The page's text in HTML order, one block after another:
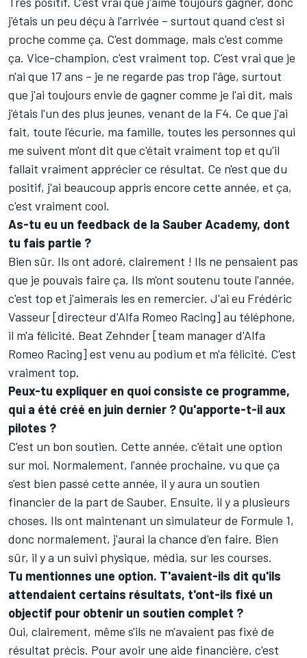
j'étais un peu déçu à l'arrivée – surtout quand c'est si
proche comme ça. C'est dommage, mais c'est comme
ça. Vice-champion, c'est vraiment top. C'est vrai que je
n'ai que 17 ans – je ne regarde pas trop l'âge, surtout
que j'ai toujours envie de gagner comme je l'ai dit, mais
j'étais l'un des plus jeunes, venant de la F4. Ce que j'ai
fait, toute l'écurie, ma famille, toutes les personnes qui
me suivent m'ont dit que c'était vraiment top et qu'il
fallait vraiment apprécier ce résultat. Ce n'est que du
positif, j'ai beaucoup appris encore cette année, et ça,
c'est vraiment cool.
As-tu eu un feedback de la Sauber Academy, dont
tu fais partie ?
Bien sûr. Ils ont adoré, clairement ! Ils ne pensaient pas
que je pouvais faire ça. Ils m'ont soutenu toute l'année,
c'est top et j'aimerais les en remercier. J'ai eu Frédéric
Vasseur [directeur d'Alfa Romeo Racing] au téléphone,
il m'a félicité. Beat Zehnder [team manager d'Alfa
Romeo Racing] est venu au podium et m'a félicité. C'est
vraiment top.
Peux-tu expliquer en quoi consiste ce programme,
qui a été créé en juin dernier ? Qu'apporte-t-il aux
pilotes ?
C'est un bon soutien. Cette année, c'était une option
sur moi. Normalement, l'année prochaine, vu que ça
s'est bien passé cette année, il y aura un soutien
financier de la part de Sauber. Ensuite, il y a plusieurs
choses. Ils ont maintenant un simulateur de Formule 1,
donc normalement, j'aurai la chance d'en faire. Bien
sûr, il y a un suivi physique, média, sur les courses.
Tu mentionnes une option. T'avaient-ils dit qu'ils
attendaient certains résultats, t'ont-ils fixé un
objectif pour obtenir un soutien complet ?
Oui, clairement, même s'ils ne m'avaient pas fixé de
résultat précis. Pour avoir une aide financière, c'est